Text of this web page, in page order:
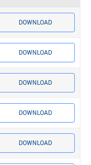
DOWNLOAD
DOWNLOAD
DOWNLOAD
DOWNLOAD
DOWNLOAD